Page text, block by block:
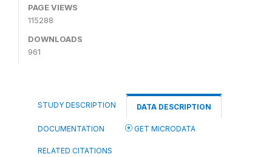
PAGE VIEWS
115288
DOWNLOADS
961
STUDY DESCRIPTION DATA DESCRIPTION
DOCUMENTATION GET MICRODATA
RELATED CITATIONS